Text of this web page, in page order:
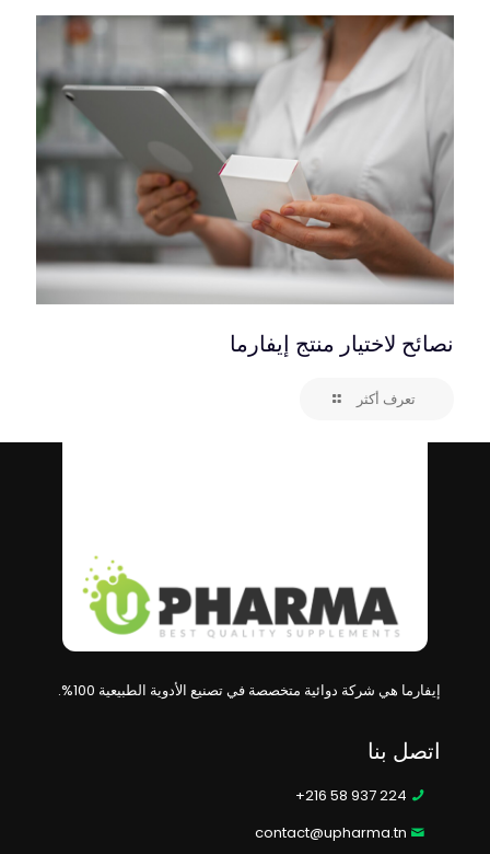
نصائح لاختيار منتج إيفارما
تعرف أكثر
إيفارما هي شركة دوائية متخصصة في تصنيع الأدوية الطبيعية 100%.
اتصل بنا
224 937 58 216+
contact@upharma.tn